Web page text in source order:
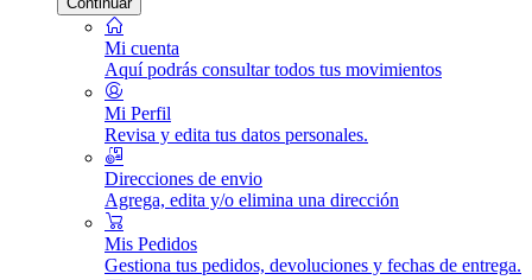
Mi cuenta
Aquí podrás consultar todos tus movimientos
Mi Perfil
Revisa y edita tus datos personales.
Direcciones de envio
Agrega, edita y/o elimina una dirección
Mis Pedidos
Gestiona tus pedidos, devoluciones y fechas de entrega.